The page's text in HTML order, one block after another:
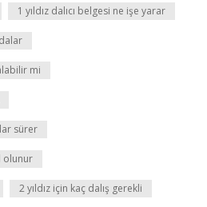
1 yıldız dalıcı belgesi ne işe yarar
mi
sürer
olunur
2 yıldız için kaç dalış gerekli